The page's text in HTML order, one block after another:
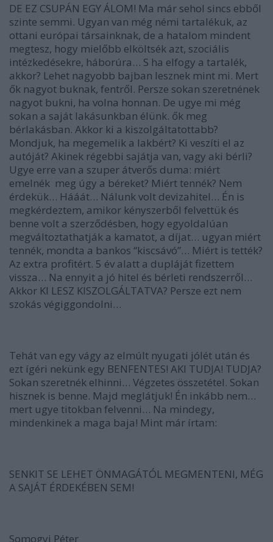
DE EZ CSUPÁN EGY ÁLOM! Ma már sehol sincs ebből
szinte semmi. Ugyan van még némi tartalékuk, az
ottani európai társainknak, de a hatalom mindent
megtesz, hogy mielőbb elköltsék azt, szociális
intézkedésekre, háborúra… S ha elfogy a tartalék,
akkor? Lehet nagyobb bajban lesznek mint mi. Mert
ők nagyot buknak, fentről. Persze sokan szeretnének
nagyot bukni, ha volna honnan. De ugye mi még
sokan a saját lakásunkban élünk. ők meg
bérlakásban. Akkor ki a kiszolgáltatottabb?
Mondjuk, ha megemelik a lakbért? Ki veszíti el az
autóját? Akinek régebbi sajátja van, vagy aki bérli?
Ugye erre van a szuper átverős duma: miért
emelnék meg úgy a béreket? Miért tennék? Nem
érdekük… Hááát… Nálunk volt devizahitel… Én is
megkérdeztem, amikor kényszerből felvettük és
benne volt a szerződésben, hogy egyoldalúan
megváltoztathatják a kamatot, a díjat… ugyan miért
tennék, mondta a bankos “kiscsávó”… Miért is tették?
Az extra profitért. 5 év alatt a dupláját fizettem
vissza… Na ennyit a jó hitel és bérleti rendszerről…
Akkor KI LESZ KISZOLGÁLTATVA? Persze ezt nem
szokás végiggondolni…
Tehát van egy vágy az elmúlt nyugati jólét után és
ezt ígéri nekünk egy BENFENTES! AKI TUDJA! TUDJA?
Sokan szeretnék elhinni… Végzetes összetétel. Sokan
hisznek is benne. Majd meglátjuk! Én inkább nem…
mert ugye titokban felvenni… Na mindegy,
mindenkinek a maga baja! Mint már írtam:
SENKIT SE LEHET ÖNMAGÁTÓL MEGMENTENI, MÉG
A SAJÁT ÉRDEKÉBEN SEM!
Somogyi Péter